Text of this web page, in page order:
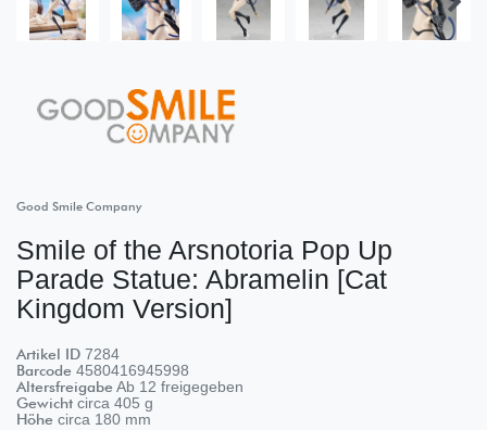
Good Smile Company
Smile of the Arsnotoria Pop Up
Parade Statue: Abramelin [Cat
Kingdom Version]
Artikel ID 7284
Barcode 4580416945998
AltersfreigabeAb 12 freigegeben
Gewicht circa 405 g
Höhe circa 180 mm